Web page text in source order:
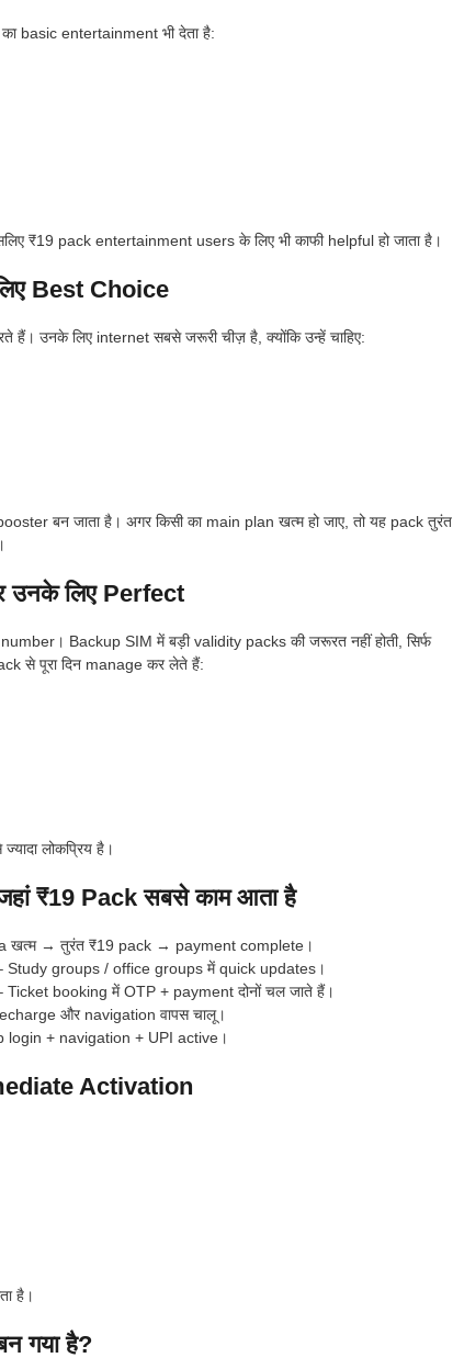
basic entertainment भी देता है:
₹19 pack entertainment users के लिए भी काफी helpful हो जाता है।
Best Choice
हैं। उनके लिए internet सबसे जरूरी चीज़ है, क्योंकि उन्हें चाहिए:
बन जाता है। अगर किसी का main plan खत्म हो जाए, तो यह pack तुरंत
उनके लिए Perfect
Backup SIM में बड़ी validity packs की जरूरत नहीं होती, सिर्फ
से पूरा दिन manage कर लेते हैं:
लोकप्रिय है।
₹19 Pack सबसे काम आता है
खत्म → तुरंत ₹19 pack → payment complete।
Study groups / office groups में quick updates।
Ticket booking में OTP + payment दोनों चल जाते हैं।
और navigation वापस चालू।
login + navigation + UPI active।
Activation
है।
गया है?